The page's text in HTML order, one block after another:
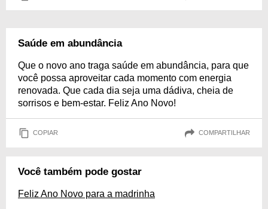
Saúde em abundância
Que o novo ano traga saúde em abundância, para que
você possa aproveitar cada momento com energia
renovada. Que cada dia seja uma dádiva, cheia de
sorrisos e bem-estar. Feliz Ano Novo!
COPIAR COMPARTILHAR
Você também pode gostar
Feliz Ano Novo para a madrinha